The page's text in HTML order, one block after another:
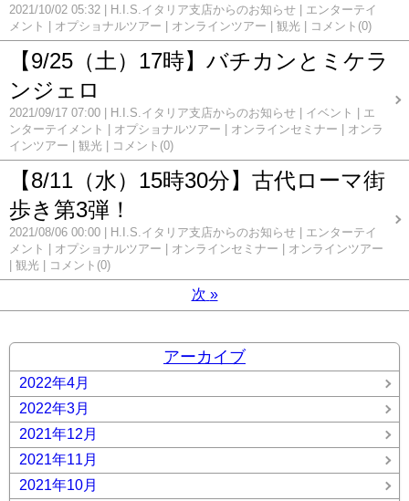
2021/10/02 05:32 H.I.S.イタリア支店からのお知らせ
エンターテイ
メント
オプショナルツアー オンラインツアー 観光 コメント(0)
【9/25（土）17時】バチカンとミケラ
ンジェロ
2021/09/17 07:00 H.I.S.イタリア支店からのお知らせ イベント
エ
ンターテイメント
オプショナルツアー オンラインセミナー
オンラ
インツアー
観光 コメント(0)
【8/11（水）15時30分】古代ローマ街
歩き第3弾！
2021/08/06 00:00 H.I.S.イタリア支店からのお知らせ
エンターテイ
メント
オプショナルツアー オンラインセミナー
オンラインツアー
観光
コメント(0)
次 »
アーカイブ
2022年4月
2022年3月
2021年12月
2021年11月
2021年10月